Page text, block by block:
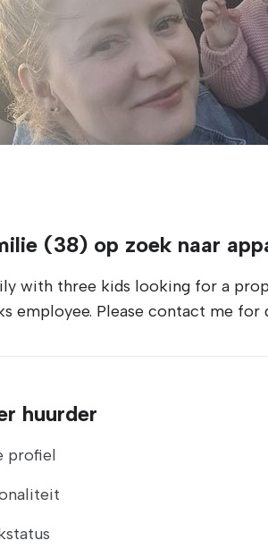
(38) op zoek naar
with three kids looking for a
employee. Please contact me for
huurder
profiel